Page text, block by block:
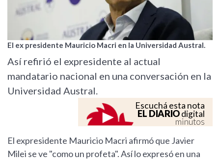
El ex presidente Mauricio Macri en la Universidad Austral.
Así refirió el expresidente al actual
mandatario nacional en una conversación en la
Universidad Austral.
Escuchá esta nota
EL DIARIOdigital
minutos
El expresidente Mauricio Macri afirmó que Javier
Milei se ve "como un profeta". Así lo expresó en una